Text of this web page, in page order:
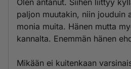
Olen antanut. Siihen liittyy
paljon muutakin, niin jouduin
monia muita. Hänen mutta
kannalta. Enemmän hänen
Mikään ei kuitenkaan